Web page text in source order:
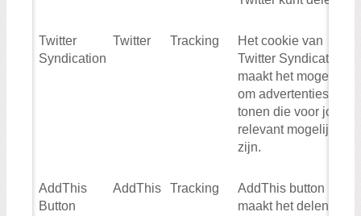
Twitter
Syndication
Twitter Tracking
Het cookie van
Twitter Syndication
maakt het mogelijk
om advertenties te
tonen die voor jou zo
relevant mogelijk
zijn.
AddThis
Button
AddThis Tracking
AddThis button
maakt het delen van